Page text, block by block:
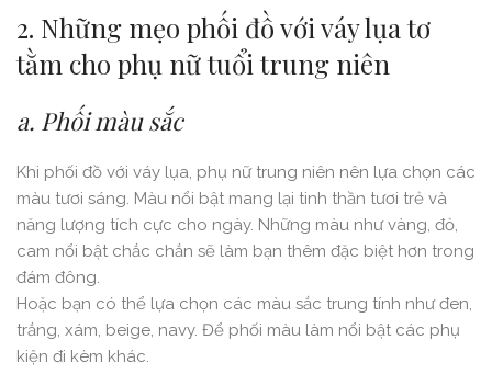
2. Những mẹo phối đồ với váy lụa tơ
tằm cho phụ nữ tuổi trung niên
a. Phối màu sắc
Khi phối đồ với váy lụa, phụ nữ trung niên nên lựa chọn các
màu tươi sáng. Màu nổi bật mang lại tinh thần tươi trẻ và
năng lượng tích cực cho ngày. Những màu như vàng, đỏ,
cam nổi bật chắc chắn sẽ làm bạn thêm đặc biệt hơn trong
đám đông.
Hoặc bạn có thể lựa chọn các màu sắc trung tính như đen,
trắng, xám, beige, navy. Để phối màu làm nổi bật các phụ
kiện đi kèm khác.